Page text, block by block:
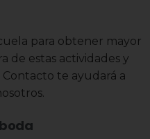
para obtener mayor
de estas actividades y
Contacto te ayudará a